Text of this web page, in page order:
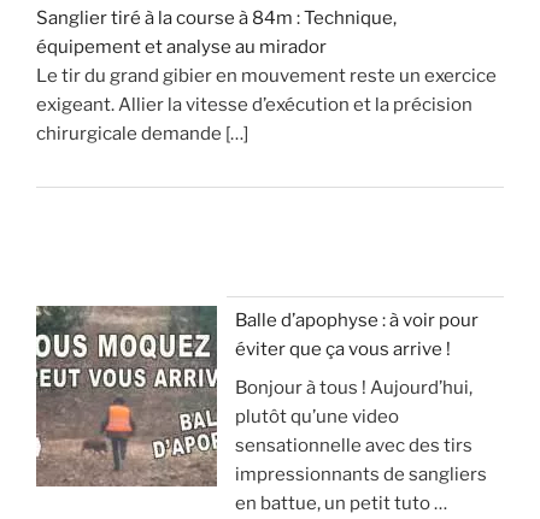
Sanglier tiré à la course à 84m : Technique,
équipement et analyse au mirador
Le tir du grand gibier en mouvement reste un exercice
exigeant. Allier la vitesse d’exécution et la précision
chirurgicale demande […]
Balle d’apophyse : à voir pour
éviter que ça vous arrive !
Bonjour à tous ! Aujourd’hui,
plutôt qu’une video
sensationnelle avec des tirs
impressionnants de sangliers
en battue, un petit tuto …